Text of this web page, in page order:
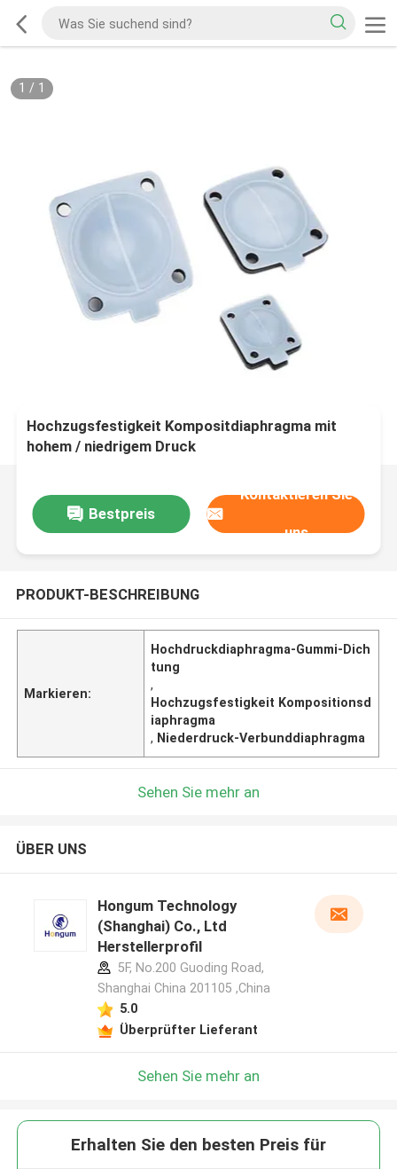
1 / 1
Hochzugsfestigkeit Kompositdiaphragma mit
hohem / niedrigem Druck
Bestpreis
Kontaktieren Sie
uns
PRODUKT-BESCHREIBUNG
Markieren:
Hochdruckdiaphragma-Gummi-Dich
tung
,
Hochzugsfestigkeit Kompositionsd
iaphragma
, Niederdruck-Verbunddiaphragma
Sehen Sie mehr an
ÜBER UNS
Hongum Technology
(Shanghai) Co., Ltd
Herstellerprofil
5F, No.200 Guoding Road,
Shanghai China 201105 ,China
5.0
Überprüfter Lieferant
Sehen Sie mehr an
Erhalten Sie den besten Preis für